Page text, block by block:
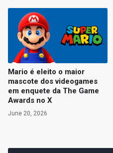
Mario é eleito o maior
mascote dos videogames
em enquete da The Game
Awards no X
June 20, 2026